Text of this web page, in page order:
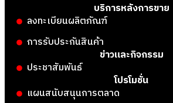
บริการหลังการขาย
ลงทะเบียนผลิตภัณฑ์
การรับประกันสินค้า
ข่าวและกิจกรรม
ประชาสัมพันธ์
โปรโมชั่น
แผนสนับสนุนการตลาด